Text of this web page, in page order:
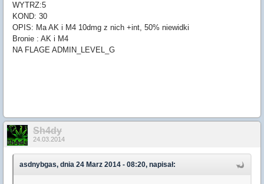
WYTRZ:5
KOND: 30
OPIS: Ma AK i M4 10dmg z nich +int, 50% niewidki
Bronie : AK i M4
NA FLAGE ADMIN_LEVEL_G
Sh4dy
24.03.2014
asdnybgas, dnia 24 Marz 2014 - 08:20, napisał: